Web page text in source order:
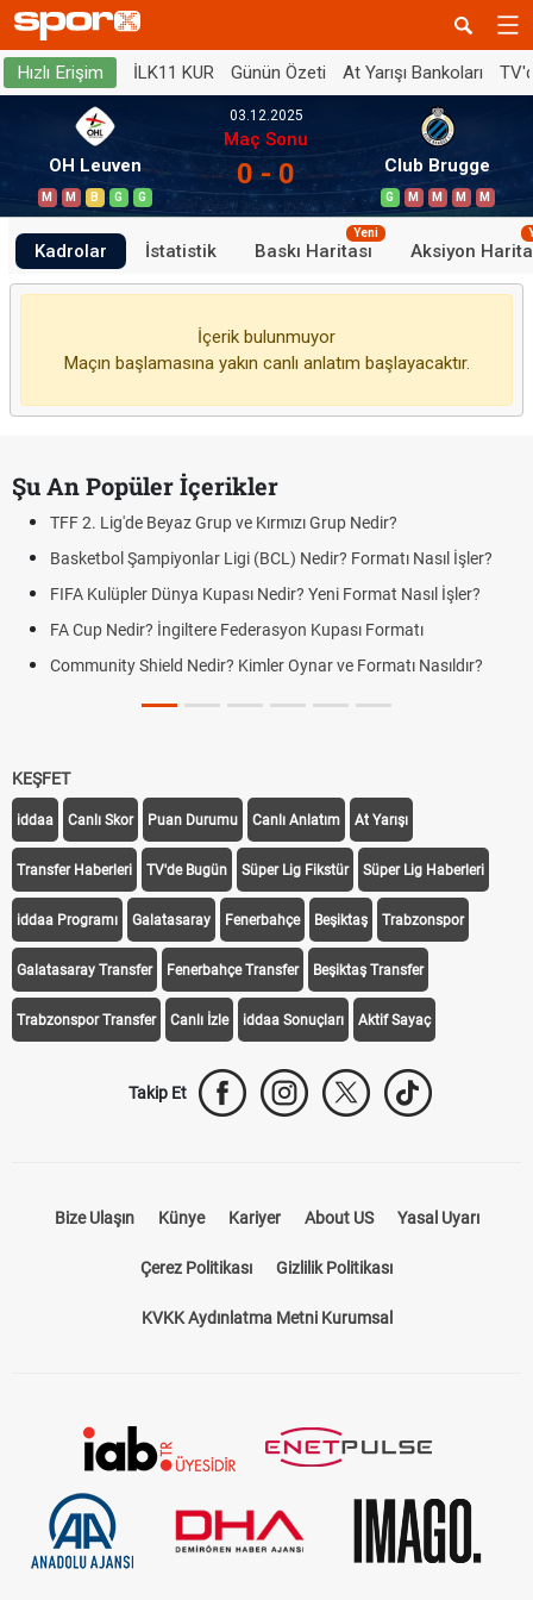
Hızlı Erişim İLK11 KUR Günün Özeti At Yarışı Bankoları
OH Leuven
M M B G G
03.12.2025
Maç Sonu
0 - 0 Club Brugge
G M M M M
Kadrolar İstatistik Baskı Haritası
Yeni
Aksiyon
İçerik bulunmuyor
Maçın başlamasına yakın canlı anlatım başlayacaktır.
Şu An Popüler İçerikler
TFF 2. Lig'de Beyaz Grup ve Kırmızı Grup Nedir?
Basketbol Şampiyonlar Ligi (BCL) Nedir? Formatı Nasıl İşler?
FIFA Kulüpler Dünya Kupası Nedir? Yeni Format Nasıl İşler?
FA Cup Nedir? İngiltere Federasyon Kupası Formatı
Community Shield Nedir? Kimler Oynar ve Formatı Nasıldır?
KEŞFET
iddaa Canlı Skor Puan Durumu Canlı Anlatım At Yarışı
Transfer Haberleri TV'de Bugün Süper Lig Fikstür Süper Lig Haberleri
iddaa Programı Galatasaray Fenerbahçe Beşiktaş Trabzonspor
Galatasaray Transfer Fenerbahçe Transfer Beşiktaş Transfer
Trabzonspor Transfer Canlı İzle iddaa Sonuçları Aktif Sayaç
Takip Et
Bize Ulaşın Künye Kariyer About US Yasal Uyarı
Çerez Politikası Gizlilik Politikası
KVKK Aydınlatma Metni Kurumsal